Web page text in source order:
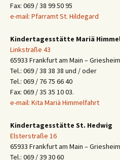
Fax: 069 / 38 99 50 95
e-mail: Pfarramt St. Hildegard
Kindertagesstätte Mariä
Linkstraße 43
65933 Frankfurt am Main – Griesheim
Tel.: 069 / 38 38 38 und / oder
Tel.: 069 / 76 75 66 40
Fax: 069 / 35 35 10 03.
e-mail: Kita Mariä Himmelfahrt
Kindertagesstätte St. Hedwig
Elsterstraße 16
65933 Frankfurt am Main – Griesheim
Tel.: 069 / 39 30 60